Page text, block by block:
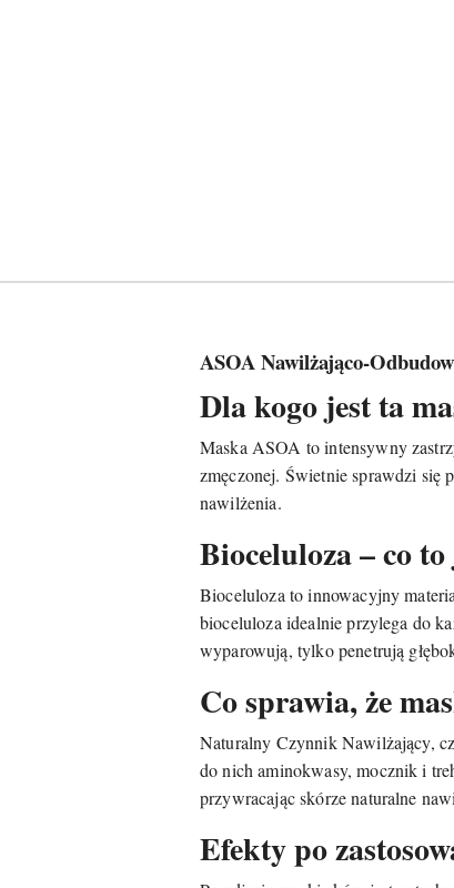
ASOA Nawilżająco-
Dla kogo jest ta
Maska ASOA to intensywny
zmęczonej. Świetnie sprawdzi się
nawilżenia.
Bioceluloza – co
Bioceluloza to innowacyjny
bioceluloza idealnie przylega do
wyparowują, tylko penetrują
Co sprawia, że
Naturalny Czynnik Nawilżający,
do nich aminokwasy, mocznik i
przywracając skórze naturalne
Efekty po